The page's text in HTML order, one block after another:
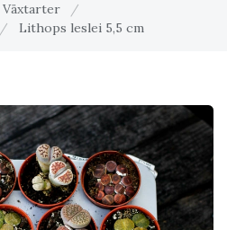
Växtarter
/
/ Lithops leslei 5,5 cm